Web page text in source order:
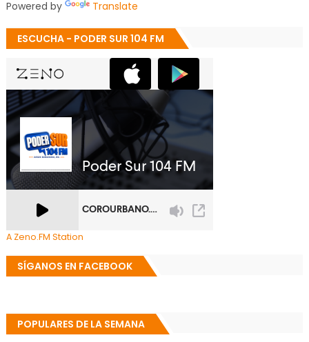
Powered by Translate
ESCUCHA - PODER SUR 104 FM
A Zeno.FM Station
SÍGANOS EN FACEBOOK
POPULARES DE LA SEMANA